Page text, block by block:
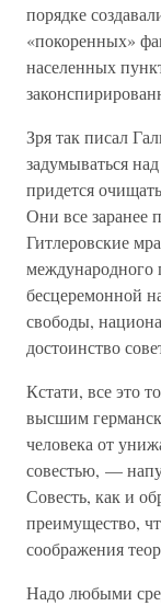
порядке
«покоренных»
населенных
Зря так писал
задумываться
придется
Они все заранее
Гитлеровские
международного
бесцеремонной
свободы,
достоинство
Кстати, все это
высшим
человека от
совестью, —
Совесть, как и
преимущество,
соображения
Надо любыми